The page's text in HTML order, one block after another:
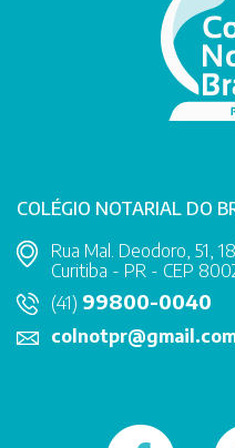
COLÉGIO NOTARIAL DO
Rua Mal. Deodoro, 51,
Curitiba - PR - CEP
(41) 99800-0040